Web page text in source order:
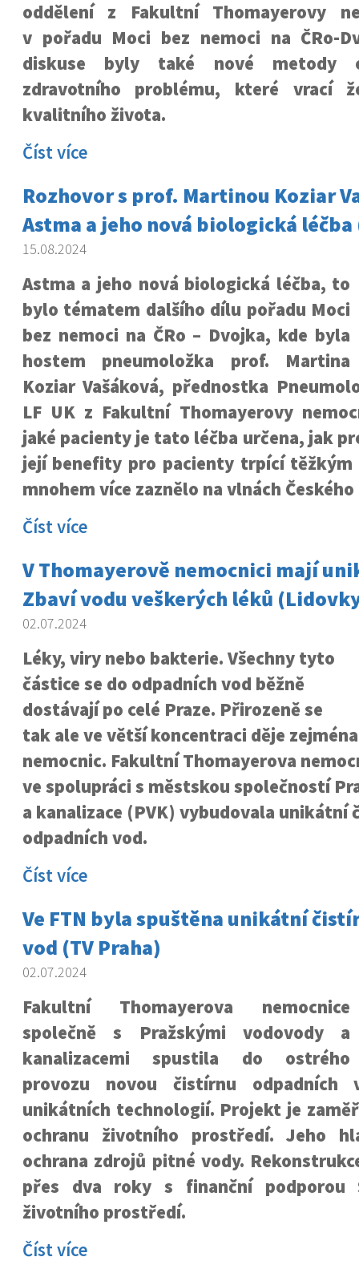
oddělení z Fakultní Thomayerovy
v pořadu Moci bez nemoci na ČRo-
diskuse byly také nové metody
zdravotního problému, které vrací
kvalitního života.
Číst více
Rozhovor s prof. Martinou Koziar
Astma a jeho nová biologická
15.08.2024
Astma a jeho nová biologická léčba, to
bylo tématem dalšího dílu pořadu Moci
bez nemoci na ČRo – Dvojka, kde byla
hostem pneumoložka prof. Martina
Koziar Vašáková, přednostka
LF UK z Fakultní Thomayerovy
jaké pacienty je tato léčba určena, jak
její benefity pro pacienty trpící
mnohem více zaznělo na vlnách
Číst více
V Thomayerově nemocnici mají
Zbaví vodu veškerých léků
02.07.2024
Léky, viry nebo bakterie. Všechny tyto
částice se do odpadních vod běžně
dostávají po celé Praze. Přirozeně se
tak ale ve větší koncentraci děje
nemocnic. Fakultní Thomayerova
ve spolupráci s městskou společností
a kanalizace (PVK) vybudovala unikátní
odpadních vod.
Číst více
Ve FTN byla spuštěna unikátní
vod (TV Praha)
02.07.2024
Fakultní Thomayerova nemocnice
společně s Pražskými vodovody a
kanalizacemi spustila do ostrého
provozu novou čistírnu
unikátních technologií. Projekt je
ochranu životního prostředí. Jeho
ochrana zdrojů pitné vody.
přes dva roky s finanční podporou
životního prostředí.
Číst více